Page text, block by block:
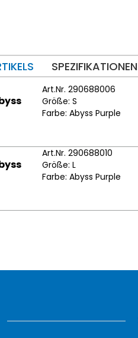
SPEZIFIKATIONEN
Art.Nr. 290688006
Größe: S
Farbe: Abyss Purple
Art.Nr. 290688010
Größe: L
Farbe: Abyss Purple